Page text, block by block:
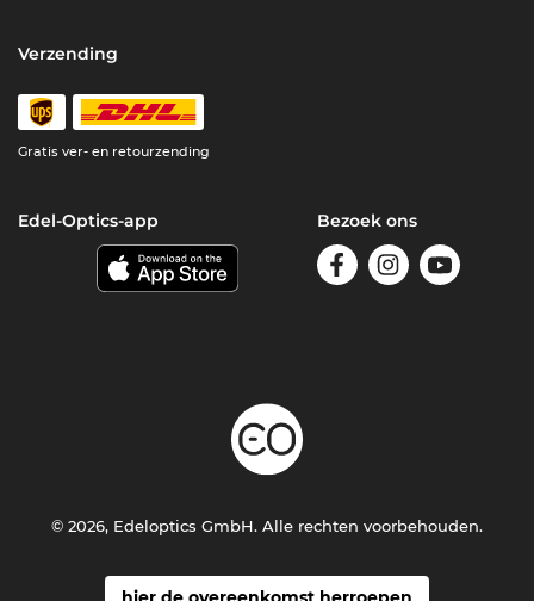
Verzending
Gratis ver- en retourzending
Edel-Optics-app Bezoek ons
© 2026, Edeloptics GmbH. Alle rechten voorbehouden.